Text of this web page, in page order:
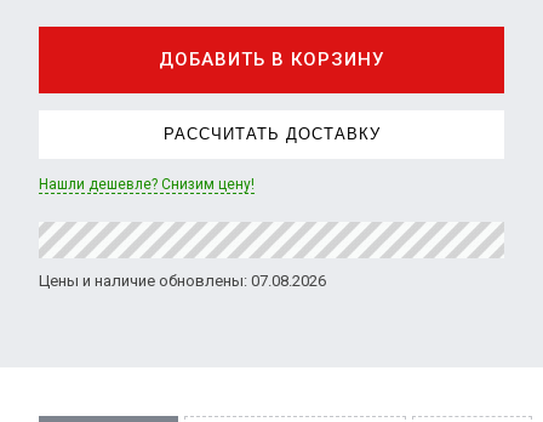
ДОБАВИТЬ В КОРЗИНУ
РАССЧИТАТЬ ДОСТАВКУ
Нашли дешевле? Снизим цену!
Цены и наличие обновлены: 07.08.2026